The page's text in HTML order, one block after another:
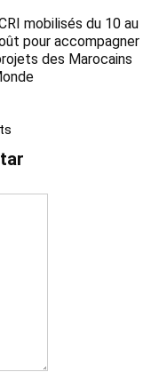
mobilisés du 10 au
pour accompagner
des Marocains